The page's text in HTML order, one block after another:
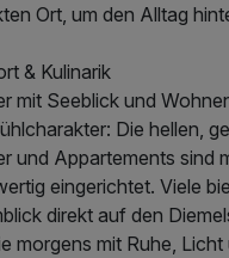
Ort, um den Alltag
& Kulinarik
mit Seeblick und
Die hellen,
und Appartements sind
eingerichtet. Viele
direkt auf den
morgens mit Ruhe,